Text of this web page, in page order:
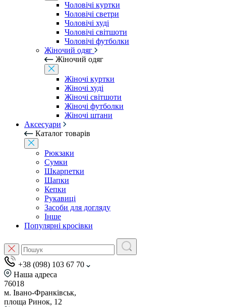
Чоловічі куртки
Чоловічі светри
Чоловічі худі
Чоловічі світшоти
Чоловічі футболки
Жіночий одяг
Жіночий одяг
Жіночі куртки
Жіночі худі
Жіночі світшоти
Жіночі футболки
Жіночі штани
Аксесуари
Каталог товарів
Рюкзаки
Сумки
Шкарпетки
Шапки
Кепки
Рукавиці
Засоби для догляду
Інше
Популярні кросівки
+38 (098) 103 67 70
Наша адреса
76018
м. Івано-Франківськ,
площа Ринок, 12